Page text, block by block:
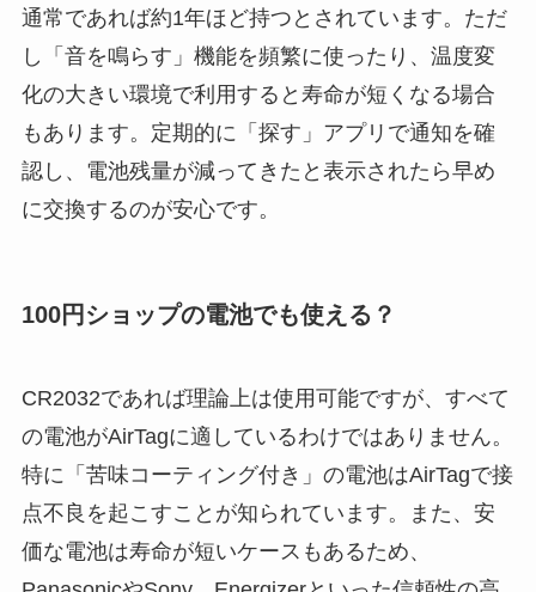
通常であれば約1年ほど持つとされています。ただ
し「音を鳴らす」機能を頻繁に使ったり、温度変
化の大きい環境で利用すると寿命が短くなる場合
もあります。定期的に「探す」アプリで通知を確
認し、電池残量が減ってきたと表示されたら早め
に交換するのが安心です。
100円ショップの電池でも使える？
CR2032であれば理論上は使用可能ですが、すべて
の電池がAirTagに適しているわけではありません。
特に「苦味コーティング付き」の電池はAirTagで接
点不良を起こすことが知られています。また、安
価な電池は寿命が短いケースもあるため、